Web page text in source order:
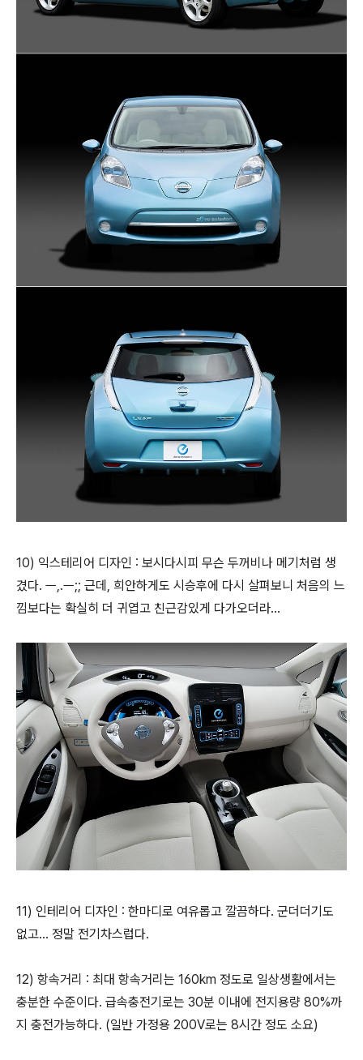
10) 익스테리어 디자인 : 보시다시피 무슨 두꺼비나 메기처럼 생
겼다. ㅡ,.ㅡ;; 근데, 희안하게도 시승후에 다시 살펴보니 처음의 느
낌보다는 확실히 더 귀엽고 친근감있게 다가오더라...
11) 인테리어 디자인 : 한마디로 여유롭고 깔끔하다. 군더더기도
없고... 정말 전기차스럽다.
12) 항속거리 : 최대 항속거리는 160km 정도로 일상생활에서는
충분한 수준이다. 급속충전기로는 30분 이내에 전지용량 80%까
지 충전가능하다. (일반 가정용 200V로는 8시간 정도 소요)